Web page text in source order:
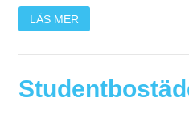
LÄS MER